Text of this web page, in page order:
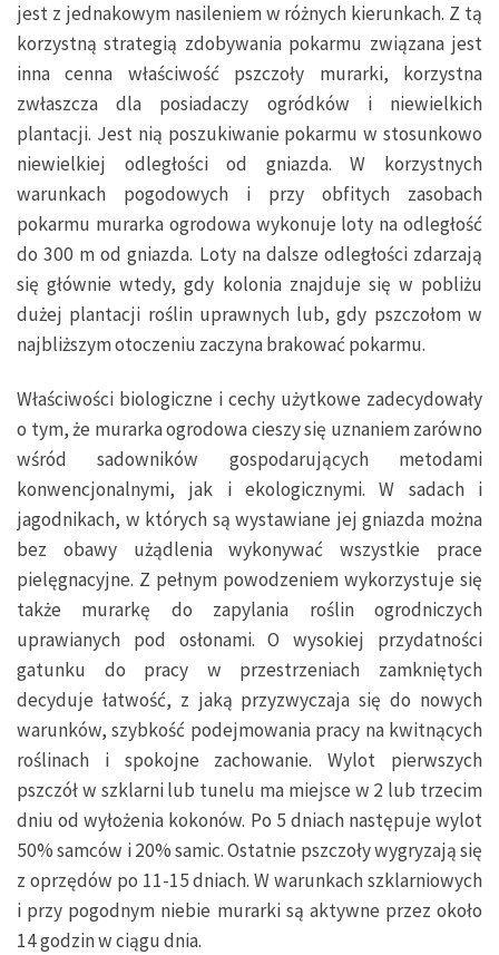
jest z jednakowym nasileniem w różnych kierunkach. Z tą
korzystną strategią zdobywania pokarmu związana jest
inna cenna właściwość pszczoły murarki, korzystna
zwłaszcza dla posiadaczy ogródków i niewielkich
plantacji. Jest nią poszukiwanie pokarmu w stosunkowo
niewielkiej odległości od gniazda. W korzystnych
warunkach pogodowych i przy obfitych zasobach
pokarmu murarka ogrodowa wykonuje loty na odległość
do 300 m od gniazda. Loty na dalsze odległości zdarzają
się głównie wtedy, gdy kolonia znajduje się w pobliżu
dużej plantacji roślin uprawnych lub, gdy pszczołom w
najbliższym otoczeniu zaczyna brakować pokarmu.
Właściwości biologiczne i cechy użytkowe zadecydowały
o tym, że murarka ogrodowa cieszy się uznaniem zarówno
wśród sadowników gospodarujących metodami
konwencjonalnymi, jak i ekologicznymi. W sadach i
jagodnikach, w których są wystawiane jej gniazda można
bez obawy użądlenia wykonywać wszystkie prace
pielęgnacyjne. Z pełnym powodzeniem wykorzystuje się
także murarkę do zapylania roślin ogrodniczych
uprawianych pod osłonami. O wysokiej przydatności
gatunku do pracy w przestrzeniach zamkniętych
decyduje łatwość, z jaką przyzwyczaja się do nowych
warunków, szybkość podejmowania pracy na kwitnących
roślinach i spokojne zachowanie. Wylot pierwszych
pszczół w szklarni lub tunelu ma miejsce w 2 lub trzecim
dniu od wyłożenia kokonów. Po 5 dniach następuje wylot
50% samców i 20% samic. Ostatnie pszczoły wygryzają się
z oprzędów po 11-15 dniach. W warunkach szklarniowych
i przy pogodnym niebie murarki są aktywne przez około
14 godzin w ciągu dnia.